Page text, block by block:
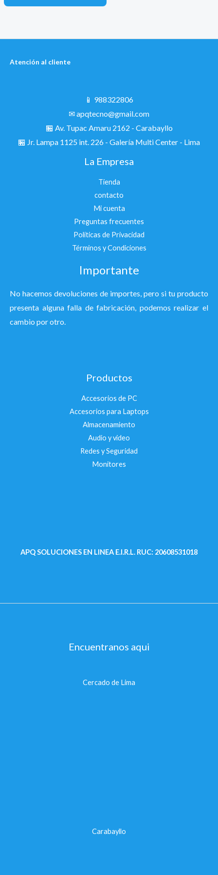
S/ 80.00.
S/ 44.89.
Atención al cliente
📱 988322806
✉ apqtecno@gmail.com
🏪 Av. Tupac Amaru 2162 - Carabayllo
🏪 Jr. Lampa 1125 int. 226 - Galería Multi Center - Lima
La Empresa
Tienda
contacto
Mi cuenta
Preguntas frecuentes
Políticas de Privacidad
Términos y Condiciones
Importante
No hacemos devoluciones de importes, pero si tu producto
presenta alguna falla de fabricación, podemos realizar el
cambio por otro.
Productos
Accesorios de PC
Accesorios para Laptops
Almacenamiento
Audio y video
Redes y Seguridad
Monitores
APQ SOLUCIONES EN LINEA E.I.R.L. RUC: 20608531018
Encuentranos aqui
Cercado de Lima
Carabayllo